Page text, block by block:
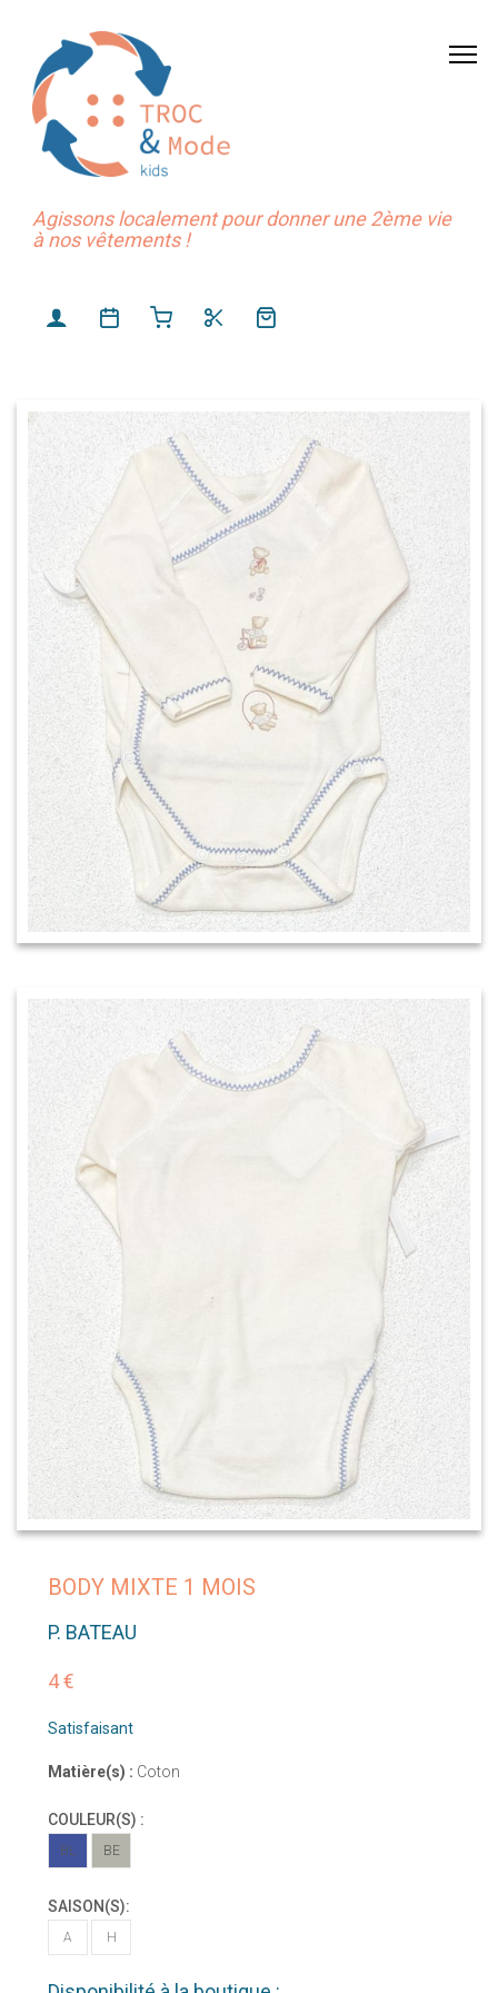
Agissons localement pour donner une 2ème vie
à nos vêtements !
BODY MIXTE 1 MOIS
P. BATEAU
4 €
Satisfaisant
Matière(s) : Coton
COULEUR(S) :
BL BE
SAISON(S):
A H